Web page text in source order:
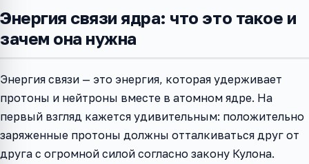
Энергия связи ядра: что это такое и
зачем она нужна
Энергия связи — это энергия, которая удерживает
протоны и нейтроны вместе в атомном ядре. На
первый взгляд кажется удивительным: положительно
заряженные протоны должны отталкиваться друг от
друга с огромной силой согласно закону Кулона.